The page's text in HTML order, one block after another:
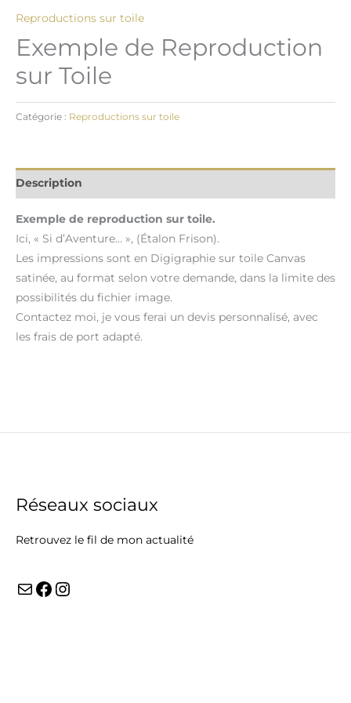
Reproductions sur toile
Exemple de Reproduction
sur Toile
Catégorie : Reproductions sur toile
Description
Exemple de reproduction sur toile.
Ici, « Si d’Aventure… », (Étalon Frison).
Les impressions sont en Digigraphie sur toile Canvas
satinée, au format selon votre demande, dans la limite des
possibilités du fichier image.
Contactez moi, je vous ferai un devis personnalisé, avec
les frais de port adapté.
Réseaux sociaux
Retrouvez le fil de mon actualité